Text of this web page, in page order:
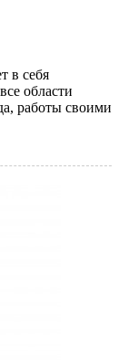
в себя
области
работы своими